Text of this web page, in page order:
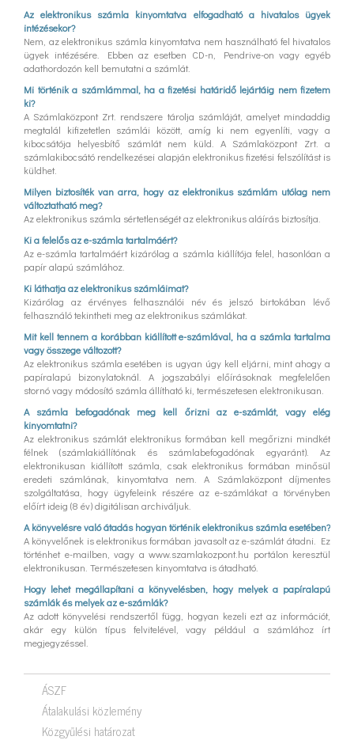
Az elektronikus számla kinyomtatva elfogadható a hivatalos ügyek
intézésekor?
Nem, az elektronikus számla kinyomtatva nem használható fel hivatalos
ügyek intézésére. Ebben az esetben CD-n, Pendrive-on vagy egyéb
adathordozón kell bemutatni a számlát.
Mi történik a számlámmal, ha a fizetési határidő lejártáig nem fizetem
ki?
A Számlaközpont Zrt. rendszere tárolja számláját, amelyet mindaddig
megtalál kifizetetlen számlái között, amíg ki nem egyenlíti, vagy a
kibocsátója helyesbítő számlát nem küld. A Számlaközpont Zrt. a
számlakibocsátó rendelkezései alapján elektronikus fizetési felszólítást is
küldhet.
Milyen biztosíték van arra, hogy az elektronikus számlám utólag nem
változtatható meg?
Az elektronikus számla sértetlenségét az elektronikus aláírás biztosítja.
Ki a felelős az e-számla tartalmáért?
Az e-számla tartalmáért kizárólag a számla kiállítója felel, hasonlóan a
papír alapú számlához.
Ki láthatja az elektronikus számláimat?
Kizárólag az érvényes felhasználói név és jelszó birtokában lévő
felhasználó tekintheti meg az elektronikus számlákat.
Mit kell tennem a korábban kiállított e-számlával, ha a számla tartalma
vagy összege változott?
Az elektronikus számla esetében is ugyan úgy kell eljárni, mint ahogy a
papíralapú bizonylatoknál. A jogszabályi előírásoknak megfelelően
stornó vagy módosító számla állítható ki, természetesen elektronikusan.
A számla befogadónak meg kell őrizni az e-számlát, vagy elég
kinyomtatni?
Az elektronikus számlát elektronikus formában kell megőrizni mindkét
félnek (számlakiállítónak és számlabefogadónak egyaránt). Az
elektronikusan kiállított számla, csak elektronikus formában minősül
eredeti számlának, kinyomtatva nem. A Számlaközpont díjmentes
szolgáltatása, hogy ügyfeleink részére az e-számlákat a törvényben
előírt ideig (8 év) digitálisan archiváljuk.
A könyvelésre való átadás hogyan történik elektronikus számla esetében?
A könyvelőnek is elektronikus formában javasolt az e-számlát átadni. Ez
történhet e-mailben, vagy a www.szamlakozpont.hu portálon keresztül
elektronikusan. Természetesen kinyomtatva is átadható.
Hogy lehet megállapítani a könyvelésben, hogy melyek a papíralapú
számlák és melyek az e-számlák?
Az adott könyvelési rendszertől függ, hogyan kezeli ezt az információt,
akár egy külön típus felvitelével, vagy például a számlához írt
megjegyzéssel.
ÁSZF
Átalakulási közlemény
Közgyűlési határozat